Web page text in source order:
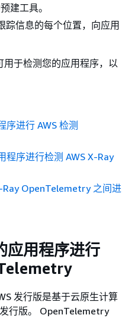
建工具。
信息的每个位置，向应用
用于检测您的应用程序，以
序进行 AWS 检测
程序进行检测 AWS X-Ray
OpenTelemetry 之间进
应用程序进行
发行版是基于云原生计算
发行版。 OpenTelemetry